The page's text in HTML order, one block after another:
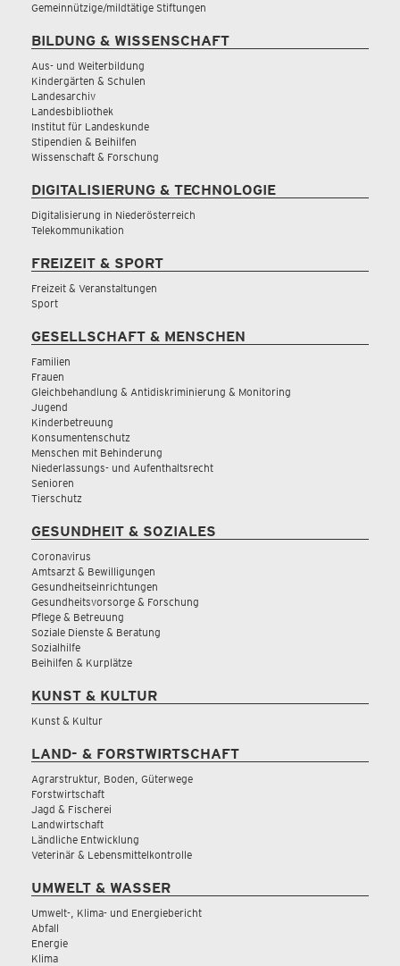
Gemeinnützige/mildtätige Stiftungen
BILDUNG & WISSENSCHAFT
Aus- und Weiterbildung
Kindergärten & Schulen
Landesarchiv
Landesbibliothek
Institut für Landeskunde
Stipendien & Beihilfen
Wissenschaft & Forschung
DIGITALISIERUNG & TECHNOLOGIE
Digitalisierung in Niederösterreich
Telekommunikation
FREIZEIT & SPORT
Freizeit & Veranstaltungen
Sport
GESELLSCHAFT & MENSCHEN
Familien
Frauen
Gleichbehandlung & Antidiskriminierung & Monitoring
Jugend
Kinderbetreuung
Konsumentenschutz
Menschen mit Behinderung
Niederlassungs- und Aufenthaltsrecht
Senioren
Tierschutz
GESUNDHEIT & SOZIALES
Coronavirus
Amtsarzt & Bewilligungen
Gesundheitseinrichtungen
Gesundheitsvorsorge & Forschung
Pflege & Betreuung
Soziale Dienste & Beratung
Sozialhilfe
Beihilfen & Kurplätze
KUNST & KULTUR
Kunst & Kultur
LAND- & FORSTWIRTSCHAFT
Agrarstruktur, Boden, Güterwege
Forstwirtschaft
Jagd & Fischerei
Landwirtschaft
Ländliche Entwicklung
Veterinär & Lebensmittelkontrolle
UMWELT & WASSER
Umwelt-, Klima- und Energiebericht
Abfall
Energie
Klima